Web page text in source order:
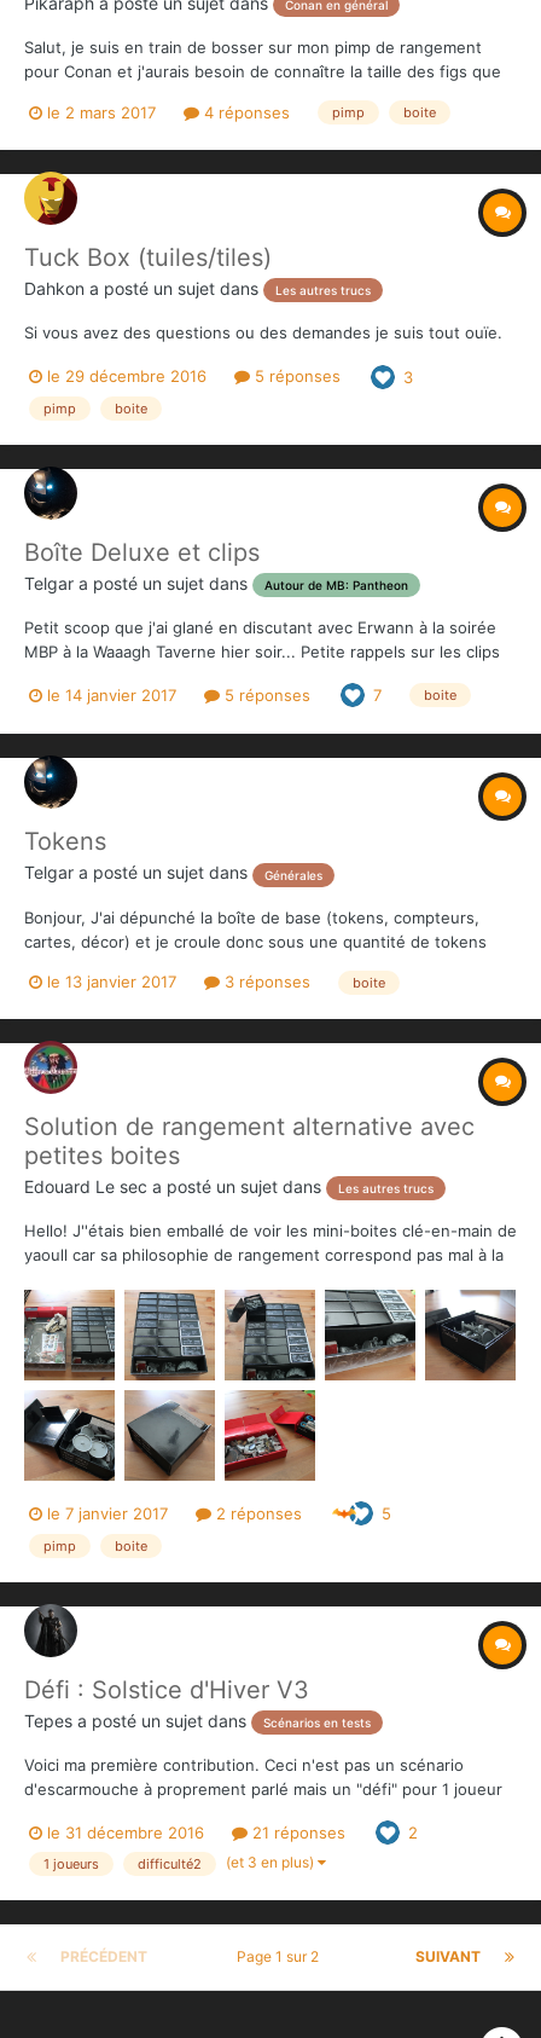
Conan en général
Salut, je suis en train de bosser sur mon pimp de rangement
pour Conan et j'aurais besoin de connaître la taille des figs que
manque les dimensions du Dragon, des Black Ones et des
le 2 mars 2017 4 réponses pimp boite
Tuck Box (tuiles/tiles)
Dahkon a posté un sujet dans Les autres trucs
Si vous avez des questions ou des demandes je suis tout ouïe.
le 29 décembre 2016 5 réponses 3
pimp boite
Boîte Deluxe et clips
Telgar a posté un sujet dans Autour de MB: Pantheon
Petit scoop que j'ai glané en discutant avec Erwann à la soirée
MBP à la Waaagh Taverne hier soir... Petite rappels sur les clips
grands et souhaite les réduire de ~25%. Avec une telle taille, il
le 14 janvier 2017 5 réponses 7 boite
Tokens
Telgar a posté un sujet dans Générales
Bonjour, J'ai dépunché la boîte de base (tokens, compteurs,
cartes, décor) et je croule donc sous une quantité de tokens
de reconnaître les tokens et de savoir à quoi ils servent ? Merci
le 13 janvier 2017 3 réponses boite
Solution de rangement alternative avec
petites boites
Edouard Le sec a posté un sujet dans Les autres trucs
Hello! J''étais bien emballé de voir les mini-boites clé-en-main de
yaoull car sa philosophie de rangement correspond pas mal à la
facile à trouver et à extraire pour la mise en place du jeu. Je
pense (j’espère) peindre mes figurines un...
le 7 janvier 2017 2 réponses 5
pimp boite
Défi : Solstice d'Hiver V3
Tepes a posté un sujet dans Scénarios en tests
Voici ma première contribution. Ceci n'est pas un scénario
d'escarmouche à proprement parlé mais un "défi" pour 1 joueur
optimale, l'enjeu pour le joueur est de trouver le moyen de
l'emporter. Si vous trouvez le moyen de gagner mer...
le 31 décembre 2016 21 réponses 2
1 joueurs difficulté2 (et 3 en plus)
PRÉCÉDENT SUIVANT
Page 1 sur 2